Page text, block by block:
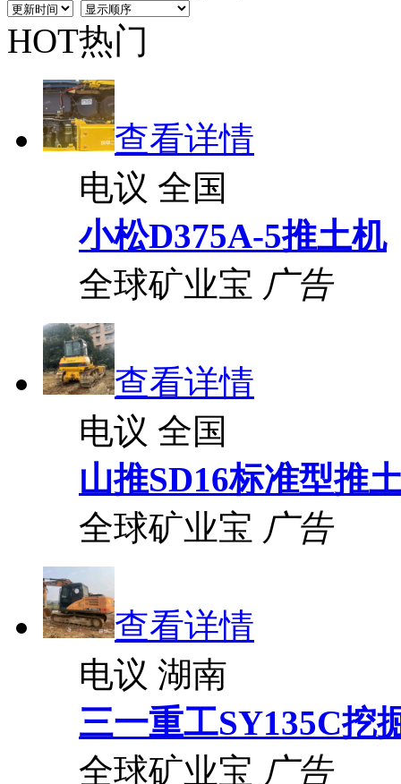
HOT热门
查看详情
电议 全国
小松D375A-5推土机
全球矿业宝 广告
查看详情
电议 全国
山推SD16标准型推
全球矿业宝 广告
查看详情
电议 湖南
三一重工SY135C挖
全球矿业宝 广告